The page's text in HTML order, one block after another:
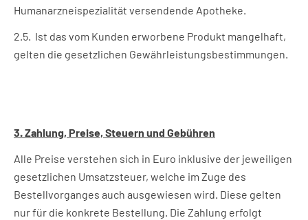
Humanarzneispezialität versendende Apotheke.
2.5. Ist das vom Kunden erworbene Produkt mangelhaft,
gelten die gesetzlichen Gewährleistungsbestimmungen.
3. Zahlung, Preise, Steuern und Gebühren
Alle Preise verstehen sich in Euro inklusive der jeweiligen
gesetzlichen Umsatzsteuer, welche im Zuge des
Bestellvorganges auch ausgewiesen wird. Diese gelten
nur für die konkrete Bestellung. Die Zahlung erfolgt